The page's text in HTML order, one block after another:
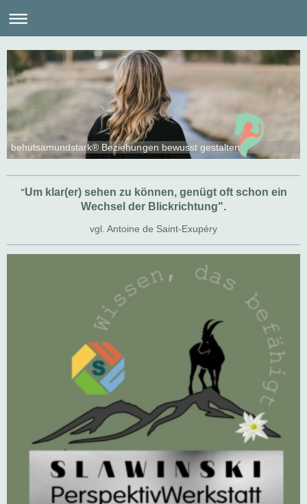
behutsamundstark® Beziehungen bewusst gestalten
"Um klar(er) sehen zu können, genügt oft schon ein
Wechsel der Blickrichtung".
vgl. Antoine de Saint-Exupéry